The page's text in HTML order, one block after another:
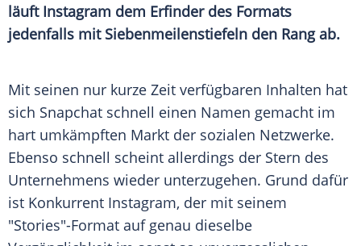
läuft Instagram dem Erfinder des Formats
jedenfalls mit Siebenmeilenstiefeln den Rang ab.
Mit seinen nur kurze Zeit verfügbaren Inhalten hat
sich Snapchat schnell einen Namen gemacht im
hart umkämpften Markt der sozialen Netzwerke.
Ebenso schnell scheint allerdings der Stern des
Unternehmens wieder unterzugehen. Grund dafür
ist Konkurrent Instagram, der mit seinem
"Stories"-Format auf genau dieselbe